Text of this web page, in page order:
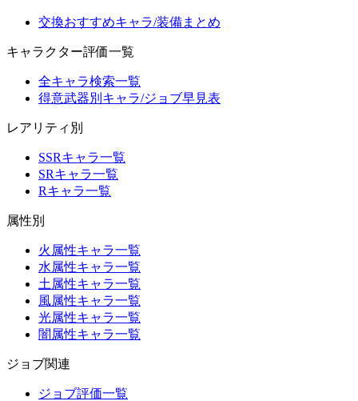
交換おすすめキャラ/装備まとめ
キャラクター評価一覧
全キャラ検索一覧
得意武器別キャラ/ジョブ早見表
レアリティ別
SSRキャラ一覧
SRキャラ一覧
Rキャラ一覧
属性別
火属性キャラ一覧
水属性キャラ一覧
土属性キャラ一覧
風属性キャラ一覧
光属性キャラ一覧
闇属性キャラ一覧
ジョブ関連
ジョブ評価一覧